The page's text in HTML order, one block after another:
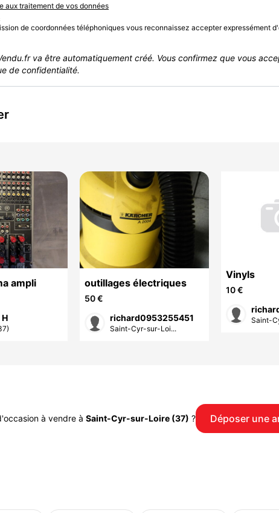
aux traitement de vos données
de coordonnées téléphoniques vous reconnaissez accepter expressément
va être automatiquement créé. Vous confirmez que vous
de confidentialité.
ampli outillages électriques
50 €
richard0953255451
Saint-Cyr-sur-Loi...
Vinyls
10 €
Saint-
à vendre à Saint-Cyr-sur-Loire (37) ? Déposer une